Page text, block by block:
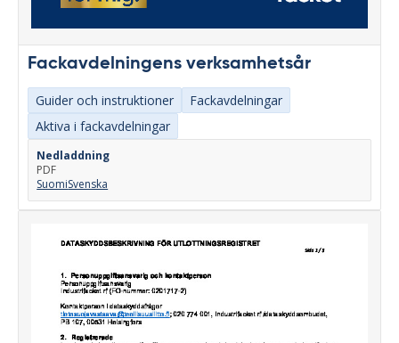
Fackavdelningens verksamhetsår
Guider och instruktioner
Fackavdelningar
Aktiva i fackavdelningar
Nedladdning
PDF
SuomiSvenska